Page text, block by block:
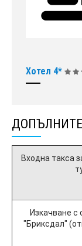
Хотел 4*
Входна такса
Изкачване с
"Бриксдал"